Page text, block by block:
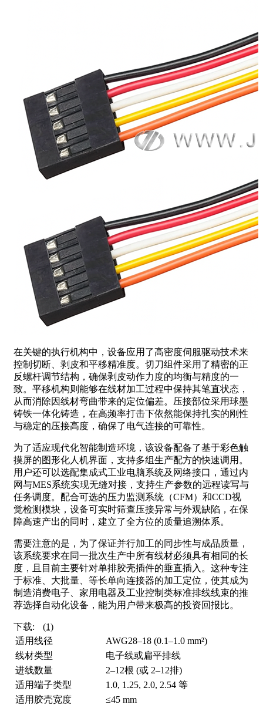
在关键的执行机构中，设备应用了高密度伺服驱动技术来
控制切断、剥皮和平移精准度。切刀组件采用了精密的正
反螺杆调节结构，确保剥皮动作力度的均衡与精度的一
致。平移机构则能够在线材加工过程中保持其笔直状态，
从而消除因线材弯曲带来的定位偏差。压接部位采用球墨
铸铁一体化铸造，在高频率打击下依然能保持扎实的刚性
与稳定的压接高度，确保了电气连接的可靠性。
为了适应现代化智能制造环境，该设备配备了基于彩色触
摸屏的图形化人机界面，支持多组生产配方的快速调用。
用户还可以选配集成式工业电脑系统及网络接口，通过内
网与MES系统实现无缝对接，支持生产参数的远程读写与
任务调度。配合可选的压力监测系统（CFM）和CCD视
觉检测模块，设备可实时筛查压接异常与外观缺陷，在保
障高速产出的同时，建立了全方位的质量追溯体系。
需要注意的是，为了保证并行加工的同步性与成品质量，
该系统要求在同一批次生产中所有线材必须具有相同的长
度，且目前主要针对单排胶壳插件的垂直插入。这种专注
于标准、大批量、等长单向连接器的加工定位，使其成为
制造消费电子、家用电器及工业控制类标准排线线束的推
荐选择自动化设备，能为用户带来极高的投资回报比。
下载:
(1)
适用线径
AWG28–18 (0.1–1.0 mm²)
线材类型
电子线或扁平排线
进线数量
2–12根 (或 2–12排)
适用端子类型
1.0, 1.25, 2.0, 2.54 等
适用胶壳宽度
≤45 mm